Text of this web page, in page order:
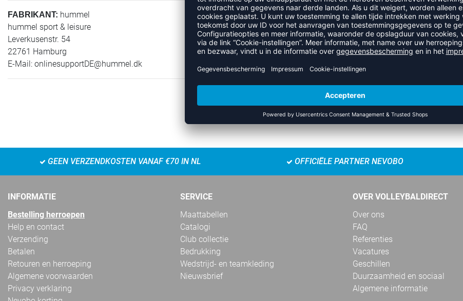
FABRIKANT: hummel
hummel sport & leisure
Leverkusenstr. 54
22761 Hamburg
E-Mail: onlinesupportDE@hummel.dk
RECENT BEKEKEN
GEEN VERZENDKOSTEN VANAF €70 IN NL OFFICIËLE PARTNER NEVOBO
INFORMATIE
Bestelling herroepen
Help en contact
Verzending
Betalen
Retouren en herroeping
Algemene voorwaarden
Privacy verklaring
SERVICE
Maattabellen
Catalogi
Club collectie
Bedrukking
Wedstrijd- en teamkleding
Nieuwsbrief
OVER VOLLEYBALDIRECT
Over ons
FAQ
Referenties
Vacatures
Geschillen
Duurzaamheid en sociaal
Algemene informatie